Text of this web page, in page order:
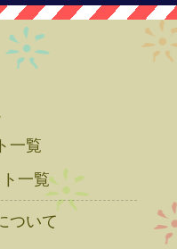
一覧
一覧
ついて